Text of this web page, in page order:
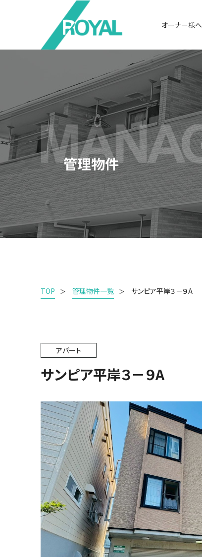
オーナー様へ
管理物件
TOP 管理物件一覧 サンピア平岸３－９A
アパート
サンピア平岸３－９A